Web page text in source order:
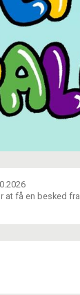
at få en besked fra